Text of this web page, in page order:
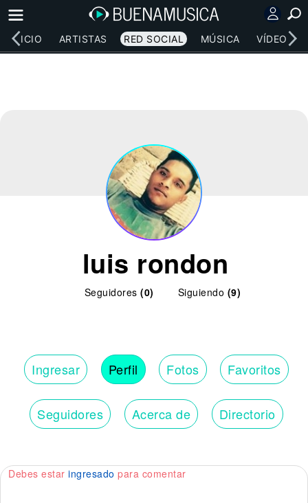
INICIO ARTISTAS RED SOCIAL MÚSICA VÍDEOS
luis rondon
Seguidores (0) Siguiendo (9)
Ingresar Perfil Fotos Favoritos
Seguidores Acerca de Directorio
Debes estar ingresado para comentar